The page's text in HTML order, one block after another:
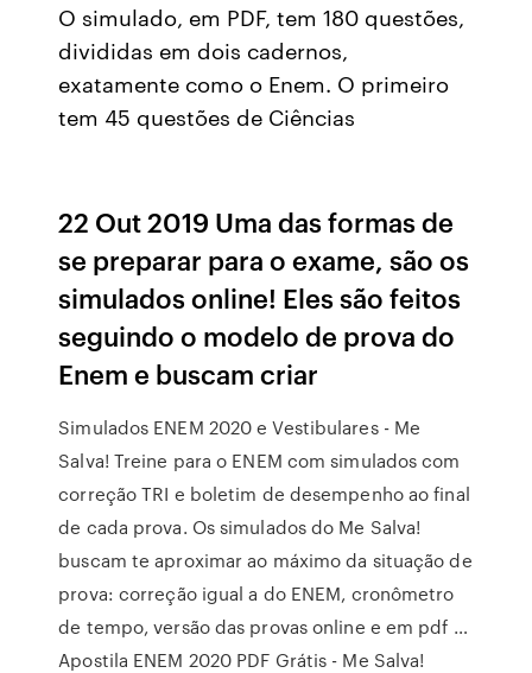
O simulado, em PDF, tem 180 questões,
divididas em dois cadernos,
exatamente como o Enem. O primeiro
tem 45 questões de Ciências
22 Out 2019 Uma das formas de
se preparar para o exame, são os
simulados online! Eles são feitos
seguindo o modelo de prova do
Enem e buscam criar
Simulados ENEM 2020 e Vestibulares - Me
Salva! Treine para o ENEM com simulados com
correção TRI e boletim de desempenho ao final
de cada prova. Os simulados do Me Salva!
buscam te aproximar ao máximo da situação de
prova: correção igual a do ENEM, cronômetro
de tempo, versão das provas online e em pdf …
Apostila ENEM 2020 PDF Grátis - Me Salva!